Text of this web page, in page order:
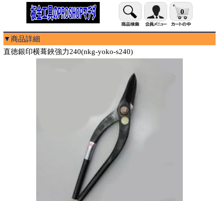
0
▼商品詳細
直徳銀印横葺鋏強力240(nkg-yoko-s240)